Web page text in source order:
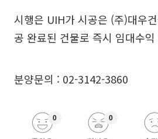
시행은 UIH가 시공은 (주)대우
공 완료된 건물로 즉시 임대수
분양문의 : 02-3142-3860
0 0